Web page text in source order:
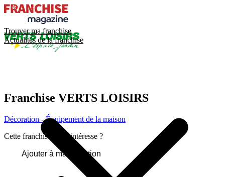
Trouver ma franchise
Actualités de la franchise
Franchise VERTS LOISIRS
Décoration - Équipement de la maison
Cette franchise vous intéresse ?
Ajouter à ma sélection